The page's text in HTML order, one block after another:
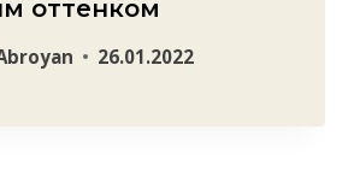
оттенком
26.01.2022